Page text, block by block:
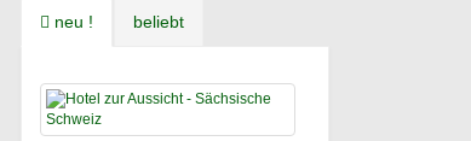
neu ! beliebt